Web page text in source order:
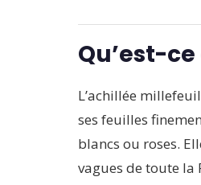
Qu’est-
L’achillée
ses feuilles
blancs ou roses.
vagues de toute la